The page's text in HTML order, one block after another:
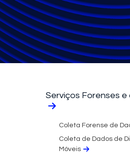
Serviços Forenses e
Coleta Forense de
Coleta de Dados de
Móveis